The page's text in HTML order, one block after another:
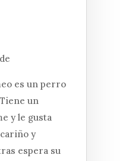
es un perro
un
y le gusta
y
espera su